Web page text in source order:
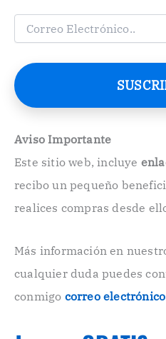
C
e
o
e
t
ó
n
o
.
Aviso Importante
Este sitio web, incluye
recibo un pequeño
realices compras desde
Más información en
cualquier duda puedes
conmigo correo electrónico